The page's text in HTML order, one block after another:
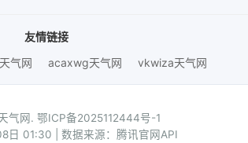
友情链接
气网 acaxwg天气网 vkwiza天气网
气网. 鄂ICP备2025112444号-1
日 01:30 | 数据来源：腾讯官网API